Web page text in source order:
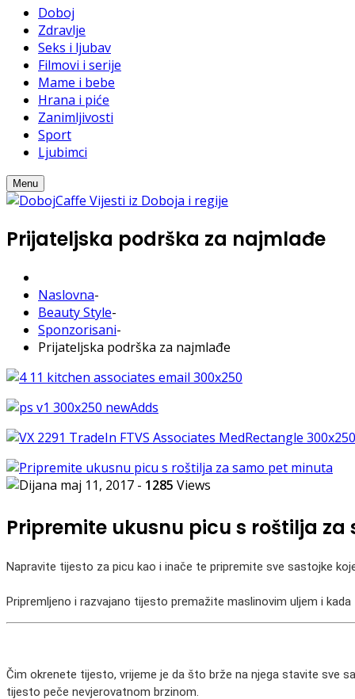
Doboj
Zdravlje
Seks i ljubav
Filmovi i serije
Mame i bebe
Hrana i piće
Zanimljivosti
Sport
Ljubimci
Menu
Prijateljska podrška za najmlađe
Naslovna-
Beauty Style-
Sponzorisani-
Prijateljska podrška za najmlađe
maj 11, 2017 - 1285 Views
Pripremite ukusnu picu s roštilja
Napravite tijesto za picu kao i inače te pripremite sve sastojke
Pripremljeno i razvajano tijesto premažite maslinovim uljem i
Čim okrenete tijesto, vrijeme je da što brže na njega stavite sve
tijesto peče nevjerovatnom brzinom.